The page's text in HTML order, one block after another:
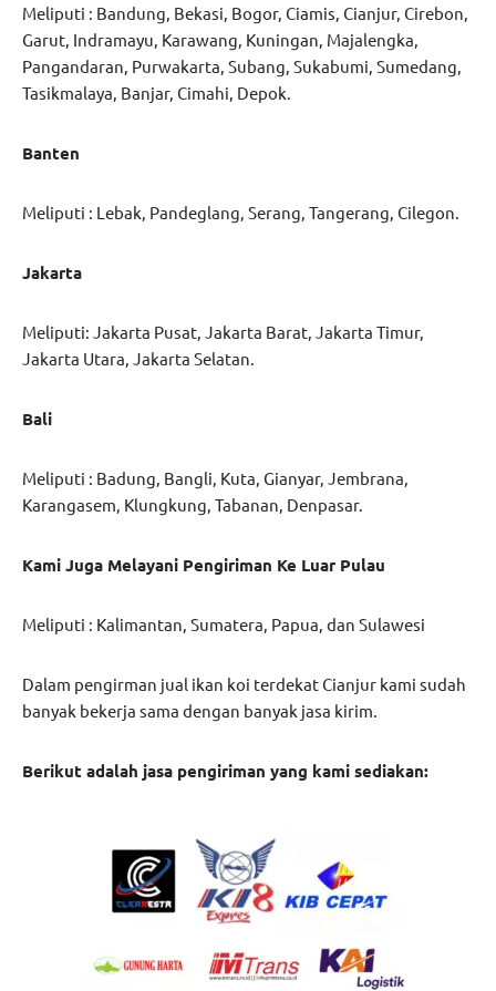
Meliputi : Bandung, Bekasi, Bogor, Ciamis, Cianjur, Cirebon,
Garut, Indramayu, Karawang, Kuningan, Majalengka,
Pangandaran, Purwakarta, Subang, Sukabumi, Sumedang,
Tasikmalaya, Banjar, Cimahi, Depok.
Banten
Meliputi : Lebak, Pandeglang, Serang, Tangerang, Cilegon.
Jakarta
Meliputi: Jakarta Pusat, Jakarta Barat, Jakarta Timur,
Jakarta Utara, Jakarta Selatan.
Bali
Meliputi : Badung, Bangli, Kuta, Gianyar, Jembrana,
Karangasem, Klungkung, Tabanan, Denpasar.
Kami Juga Melayani Pengiriman Ke Luar Pulau
Meliputi : Kalimantan, Sumatera, Papua, dan Sulawesi
Dalam pengirman jual ikan koi terdekat Cianjur kami sudah
banyak bekerja sama dengan banyak jasa kirim.
Berikut adalah jasa pengiriman yang kami sediakan: